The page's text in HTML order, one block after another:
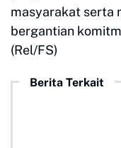
masyarakat serta
bergantian
(Rel/FS)
Berita Terkait